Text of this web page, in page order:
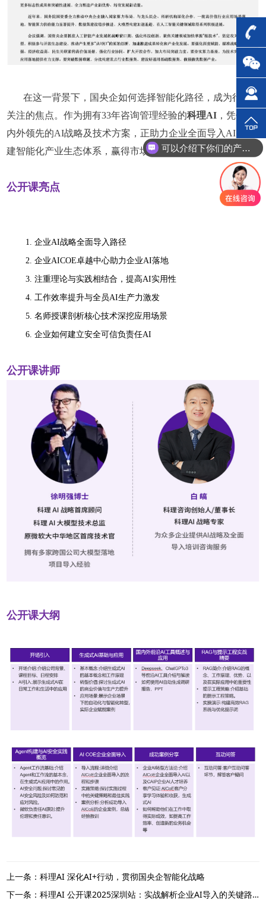
在这一背景下，国央企如何选择智能化路径，成为行业
关注的焦点。作为拥有33年咨询管理经验的科理AI ，凭借国
内外领先的AI战略及技术方案，正助力企业全面导入AI，构
建智能化产业生态体系，赢得市场主动权！
公开课亮点
1.企业AI战略全面导入路径
2.企业AICOE卓越中心助力企业AI落地
3.注重理论与实践相结合，提高AI实用性
4. 工作效率提升与全员AI生产力激发
5.名师授课剖析核心技术深挖应用场景
6.企业如何建立安全可信负责任AI
公开课讲师
公开课大纲
上一条：科理AI 深化AI+行动，贯彻国央企智能化战略
下一条：科理AI 公开课2025深圳站：实战解析企业AI导入的关键路径
可以介绍下你们的产品么？